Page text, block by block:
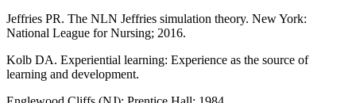
Jeffries PR. The NLN Jeffries simulation theory. New York:
National League for Nursing; 2016.
Kolb DA. Experiential learning: Experience as the source of
learning and development.